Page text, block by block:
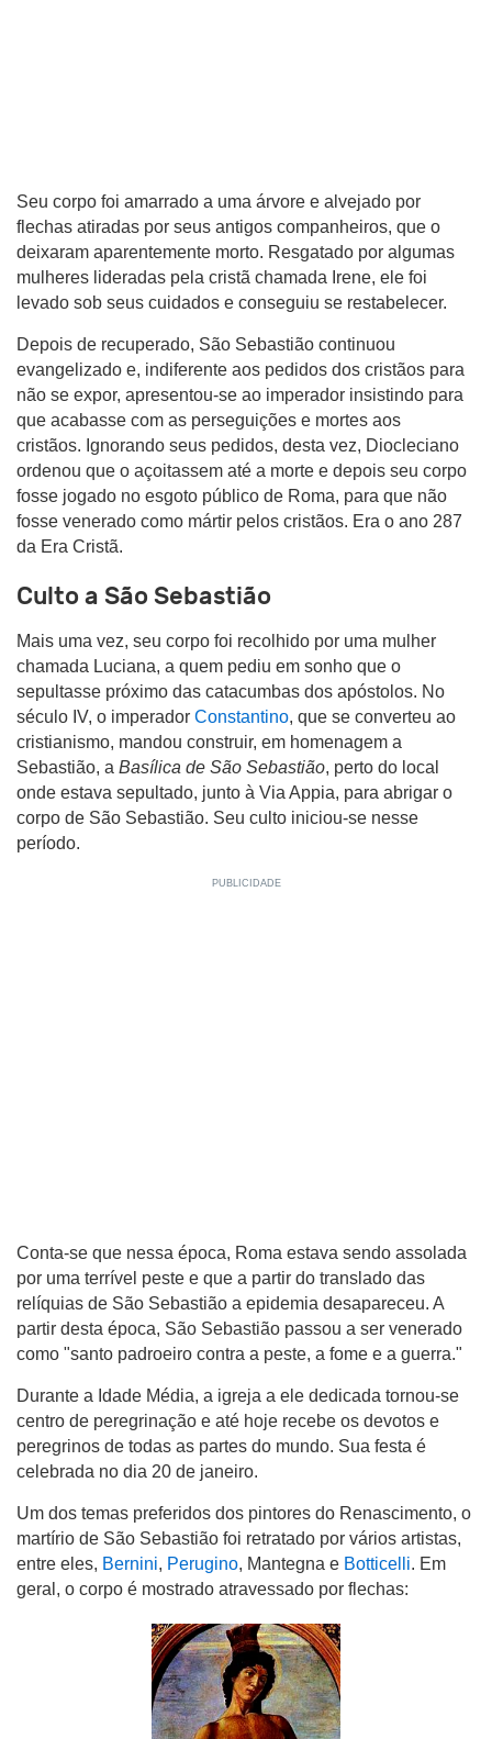
Seu corpo foi amarrado a uma árvore e alvejado por
flechas atiradas por seus antigos companheiros, que o
deixaram aparentemente morto. Resgatado por algumas
mulheres lideradas pela cristã chamada Irene, ele foi
levado sob seus cuidados e conseguiu se restabelecer.
Depois de recuperado, São Sebastião continuou
evangelizado e, indiferente aos pedidos dos cristãos para
não se expor, apresentou-se ao imperador insistindo para
que acabasse com as perseguições e mortes aos
cristãos. Ignorando seus pedidos, desta vez, Diocleciano
ordenou que o açoitassem até a morte e depois seu corpo
fosse jogado no esgoto público de Roma, para que não
fosse venerado como mártir pelos cristãos. Era o ano 287
da Era Cristã.
Culto a São Sebastião
Mais uma vez, seu corpo foi recolhido por uma mulher
chamada Luciana, a quem pediu em sonho que o
sepultasse próximo das catacumbas dos apóstolos. No
século IV, o imperador Constantino, que se converteu ao
cristianismo, mandou construir, em homenagem a
Sebastião, a Basílica de São Sebastião, perto do local
onde estava sepultado, junto à Via Appia, para abrigar o
corpo de São Sebastião. Seu culto iniciou-se nesse
período.
Conta-se que nessa época, Roma estava sendo assolada
por uma terrível peste e que a partir do translado das
relíquias de São Sebastião a epidemia desapareceu. A
partir desta época, São Sebastião passou a ser venerado
como "santo padroeiro contra a peste, a fome e a guerra."
Durante a Idade Média, a igreja a ele dedicada tornou-se
centro de peregrinação e até hoje recebe os devotos e
peregrinos de todas as partes do mundo. Sua festa é
celebrada no dia 20 de janeiro.
Um dos temas preferidos dos pintores do Renascimento, o
martírio de São Sebastião foi retratado por vários artistas,
entre eles, Bernini, Perugino, Mantegna e Botticelli. Em
geral, o corpo é mostrado atravessado por flechas: